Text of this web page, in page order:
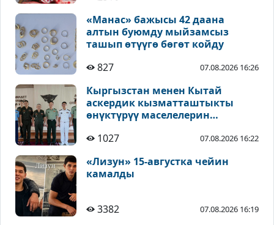
«Манас» бажысы 42 даана
алтын буюмду мыйзамсыз
ташып өтүүгө бөгөт койду
827
07.08.2026 16:26
Кыргызстан менен Кытай
аскердик кызматташтыкты
өнүктүрүү маселелерин
1027
07.08.2026 16:22
«Лизун» 15-августка чейин
камалды
3382 07.08.2026 16:19